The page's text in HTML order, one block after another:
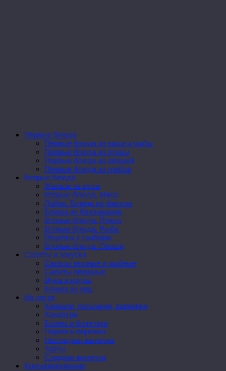
Первые блюда
Первые блюда из мяса и рыбы
Первые блюда из птицы
Первые блюда из овощей
Первые блюда из грибов
Вторые блюда
Жаркое из мяса
Вторые блюда. Мясо
Лобио. Блюда из фасоли
Блюда из баклажанов
Вторые блюда. Птица
Вторые блюда. Рыба
Рецепты с грибами
Вторые блюда. Овощи
Салаты и закуски
Салаты мясные и рыбные
Салаты овощные
Мука и крупы
Блюда из яиц
Из теста
Хинкали, пельмени, вареники
Хачапури
Блины и блинчики
Пироги и пирожки
Несладкая выпечка
Торты
Сладкая выпечка
Консервирование